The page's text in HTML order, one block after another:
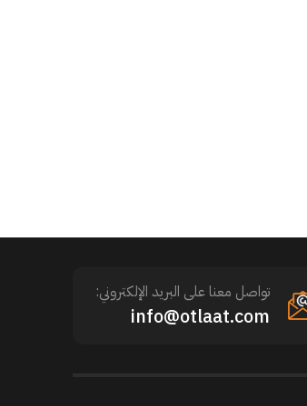
تواصل معنا على البريد الإلكتروني:
info@otlaat.com